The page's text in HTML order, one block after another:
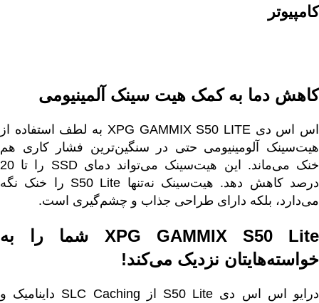
کامپیوتر
کاهش دما به کمک هیت سینک آلمینیومی
اس اس دی XPG GAMMIX S50 LITE به لطف استفاده از
هیت‌سینک آلومینیومی حتی در سنگین‌ترین فشار کاری هم
خنک می‌ماند. این هیت‌سینک می‌تواند دمای SSD را تا 20
درصد کاهش دهد. هیت‌سینک نه‌تنها S50 Lite را خنک نگه
می‌دارد، بلکه دارای طراحی جذاب و چشم‌گیری است.
XPG GAMMIX S50 Lite شما را به
خواسته‌هایتان نزدیک می‌کند!
درایو اس اس دی S50 Lite از SLC Caching داینامیک و